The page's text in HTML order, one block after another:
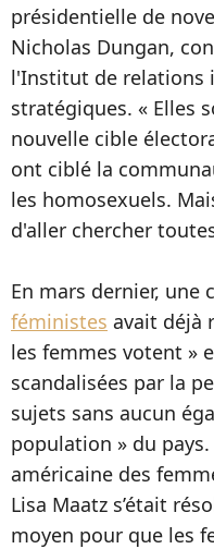
présidentielle de
Nicholas Dungan,
l'Institut de relations
stratégiques. « Elles
nouvelle cible
ont ciblé la
les homosexuels.
d'aller chercher
En mars dernier, une
féministes avait déjà
les femmes votent »
scandalisées par la
sujets sans aucun
population » du
américaine des
Lisa Maatz s’était
moyen pour que les